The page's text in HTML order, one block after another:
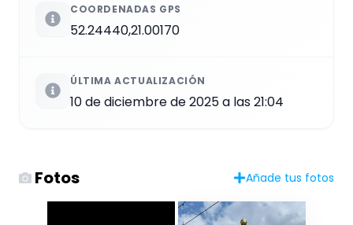
COORDENADAS GPS
52.24440,21.00170
ÚLTIMA ACTUALIZACIÓN
10 de diciembre de 2025 a las 21:04
Fotos Añade tus fotos